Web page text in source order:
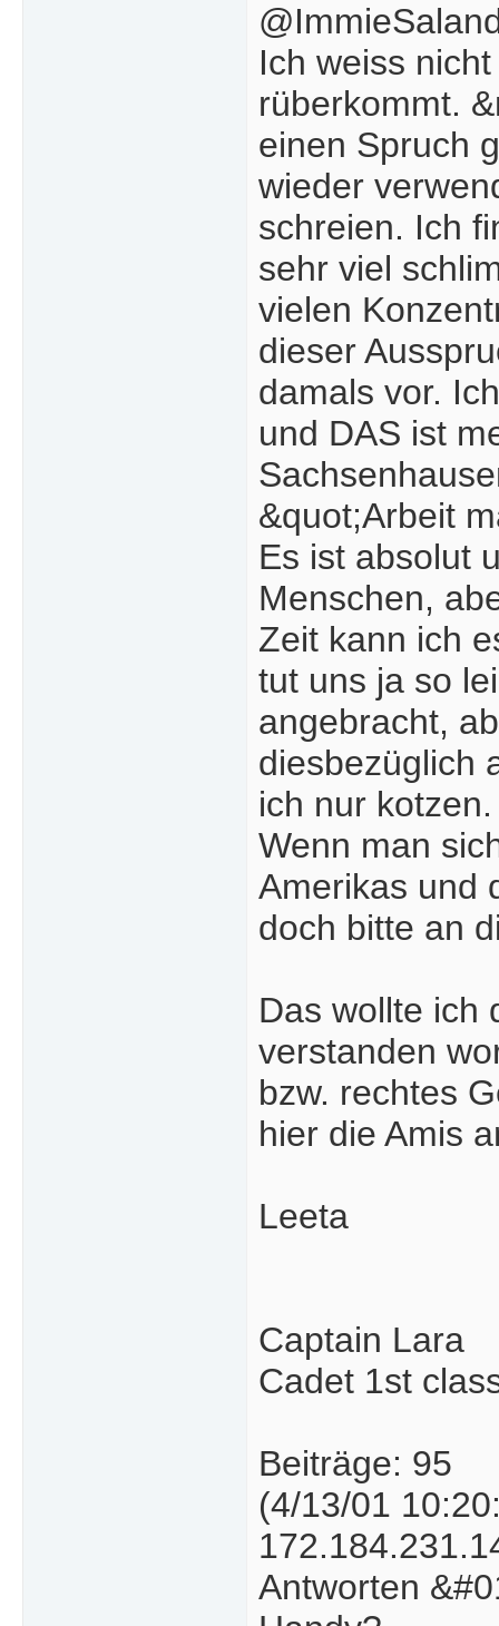
Ich weiss
rüberkommt.
einen Spruch
wieder
schreien. Ich
sehr viel
vielen
dieser
damals vor.
und DAS ist
&quot;Arbeit
Es ist absolut
Menschen,
Zeit kann ich
tut uns ja so
angebracht,
diesbezüglich
ich nur kotzen.
Wenn man
Amerikas und
doch bitte an
Das wollte ich
verstanden
bzw. rechtes
hier die Amis
Leeta
Captain Lara
Cadet 1st
Beiträge: 95
(4/13/01
Antworten